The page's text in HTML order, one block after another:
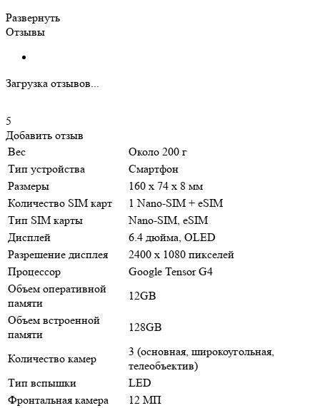
Развернуть
Отзывы
Загрузка отзывов...
5
Добавить отзыв
Вес
Около 200 г
Тип устройства
Смартфон
Размеры
160 x 74 x 8 мм
Количество SIM карт
1 Nano-SIM + eSIM
Тип SIM карты
Nano-SIM, eSIM
Дисплей
6.4 дюйма, OLED
Разрешение дисплея
2400 x 1080 пикселей
Процессор
Google Tensor G4
Объем оперативной
памяти
12GB
Объем встроенной
памяти
128GB
Количество камер
3 (основная, широкоугольная,
телеобъектив)
Тип вспышки
LED
Фронтальная камера
12 МП